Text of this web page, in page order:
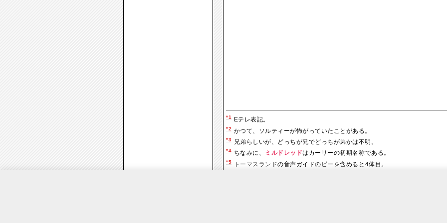
*1 Eテレ表記。
*2 かつて、ソルティーが怖がっていたことがある。
*3 兄弟らしいが、どっちが兄でどっちが弟かは不明。
*4 ちなみに、 ミルドレッドはカーリーの初期名称である。
*5 トーマスランドの音声ガイドの ビー を含めると4体目。